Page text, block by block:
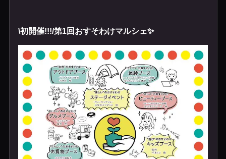
\初開催!!!/第1回おすそわけマルシェ✨